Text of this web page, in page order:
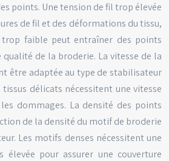
points. Une tension de fil trop élevée
de fil et des déformations du tissu,
trop faible peut entraîner des points
qualité de la broderie. La vitesse de la
être adaptée au type de stabilisateur
délicats nécessitent une vitesse
dommages. La densité des points
de la densité du motif de broderie
Les motifs denses nécessitent une
pour assurer une couverture